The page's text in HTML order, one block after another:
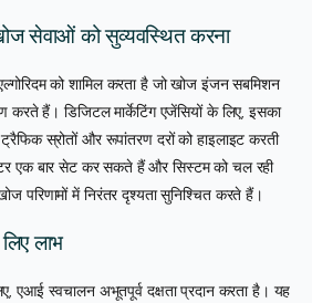
सेवाओं को सुव्यवस्थित करना
को शामिल करता है जो खोज इंजन सबमिशन
करते हैं। डिजिटल मार्केटिंग एजेंसियों के लिए, इसका
ट्रैफिक स्रोतों और रूपांतरण दरों को हाइलाइट करती
एक बार सेट कर सकते हैं और सिस्टम को चल रही
परिणामों में निरंतर दृश्यता सुनिश्चित करते हैं।
लाभ
एआई स्वचालन अभूतपूर्व दक्षता प्रदान करता है। यह